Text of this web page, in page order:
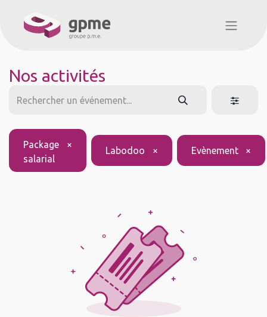
Nos activités
Package
salarial
×
Labodoo × Evènement ×